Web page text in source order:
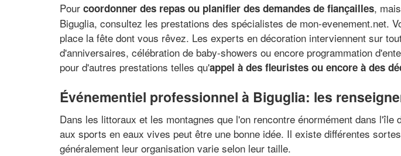
Pour coordonner des repas ou planifier des demandes de fiançailles,
Biguglia, consultez les prestations des spécialistes de mon-evenement.net.
place la fête dont vous rêvez. Les experts en décoration interviennent sur
d'anniversaires, célébration de baby-showers ou encore programmation
pour d'autres prestations telles qu'appel à des fleuristes ou encore à des
Événementiel professionnel à Biguglia: les
Dans les littoraux et les montagnes que l'on rencontre énormément dans
aux sports en eaux vives peut être une bonne idée. Il existe différentes
généralement leur organisation varie selon leur taille.